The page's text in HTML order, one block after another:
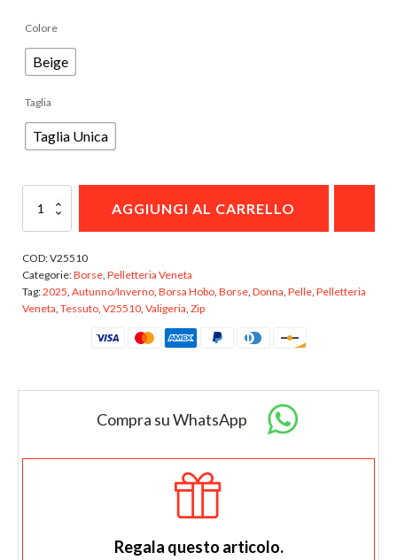
Colore
Beige
Taglia
Taglia Unica
V25510
Borsa
Hobo
quantità
AGGIUNGI AL CARRELLO
COD:V25510
Categorie:Borse Pelletteria Veneta
Tag:2025 Autunno/Inverno Borsa Hobo Borse Donna Pelle Pelletteria
Veneta Tessuto V25510 Valigeria Zip
Compra su WhatsApp
Regala questo articolo.